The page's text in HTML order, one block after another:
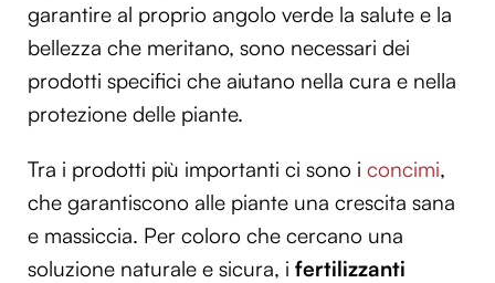
garantire al proprio angolo verde la salute e la
bellezza che meritano, sono necessari dei
prodotti specifici che aiutano nella cura e nella
protezione delle piante.
Tra i prodotti più importanti ci sono i concimi,
che garantiscono alle piante una crescita sana
e massiccia. Per coloro che cercano una
soluzione naturale e sicura, i fertilizzanti